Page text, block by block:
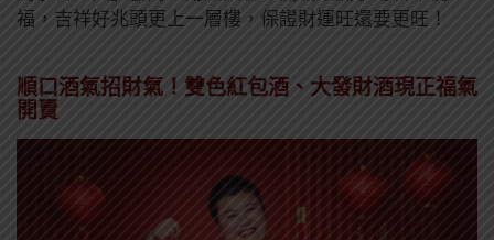
福，吉祥好兆頭更上一層樓，保證財運旺還要更旺！
順口酒氣招財氣！雙色紅包酒、大發財酒現正福氣
開賣